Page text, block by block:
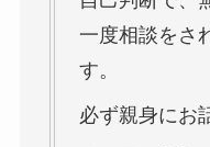
一度相談をさ
す。
必ず親身にお